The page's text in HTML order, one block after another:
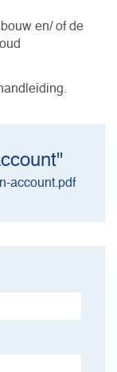
en/ of de
account.pdf